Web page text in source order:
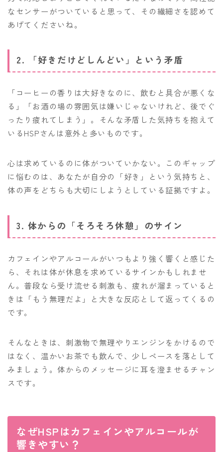
なセンサーがついていると思って、その繊細さを認めて
あげてくださいね。
2. 「好きだけどしんどい」という矛盾
「コーヒーの香りは大好きなのに、飲むと具合が悪くな
る」「お酒の場の雰囲気は嫌いじゃないけれど、後でぐ
ったり疲れてしまう」。そんな矛盾した気持ちを抱えて
いるHSPさんは意外と多いものです。
心は求めているのに体がついていかない。このギャップ
に悩むのは、あなたが自分の「好き」という気持ちと、
体の声をどちらも大切にしようとしている証拠ですよ。
3. 体からの「そろそろ休憩」のサイン
カフェインやアルコールがいつもより強く響くと感じた
ら、それは体が休息を求めているサインかもしれませ
ん。普段なら受け流せる刺激も、疲れが溜まっていると
きは「もう無理だよ」と大きな反応として返ってくるの
です。
そんなときは、刺激物で無理やりエンジンをかけるので
はなく、温かいお茶でも飲んで、少しペースを落として
みましょう。体からのメッセージに耳を澄ませるチャン
スです。
なぜHSPはカフェインやアルコールが
響きやすい？